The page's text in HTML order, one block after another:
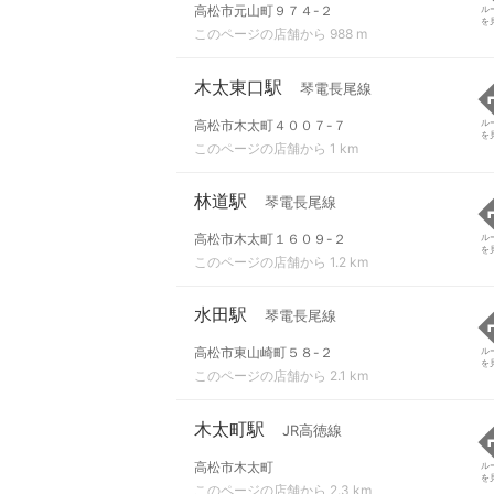
高松市元山町９７４-２
このページの店舗から 988 m
ル
を
木太東口駅 琴電長尾線
高松市木太町４００７-７
このページの店舗から 1 km
ル
を
林道駅 琴電長尾線
高松市木太町１６０９-２
このページの店舗から 1.2 km
ル
を
水田駅 琴電長尾線
高松市東山崎町５８-２
このページの店舗から 2.1 km
ル
を
木太町駅 JR高徳線
高松市木太町
このページの店舗から 2.3 km
ル
を